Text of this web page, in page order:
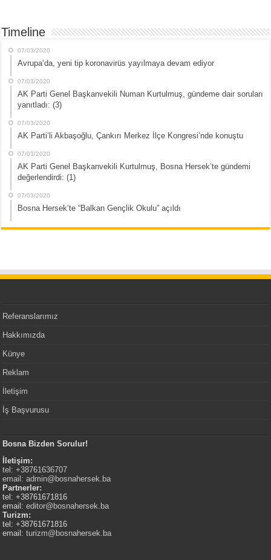
Timeline
07/03/2020
Avrupa’da, yeni tip koronavirüs yayılmaya devam ediyor
07/03/2020
AK Parti Genel Başkanvekili Numan Kurtulmuş, gündeme dair soruları
yanıtladı: (3)
07/03/2020
AK Parti’li Akbaşoğlu, Çankırı Merkez İlçe Kongresi’nde konuştu
07/03/2020
AK Parti Genel Başkanvekili Kurtulmuş, Bosna Hersek’te gündemi
değerlendirdi: (1)
07/03/2020
Bosna Hersek’te “Balkan Gençlik Okulu” açıldı
Referanslarımız
Hakkımızda
Künye
Reklam
İletişim
İş Başvurusu
Bosna Bizden Sorulur!
İletişim:
tel: +38761636707
email:admin@bosnahersek.ba
Partnerler:
tel: +38761671816
email:editor@bosnahersek.ba
Turizm:
tel: +38761671816
email:turizm@bosnahersek.ba